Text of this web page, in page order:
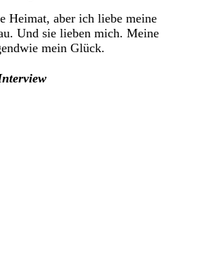
Heimat, aber ich liebe meine
Und sie lieben mich. Meine
mein Glück.